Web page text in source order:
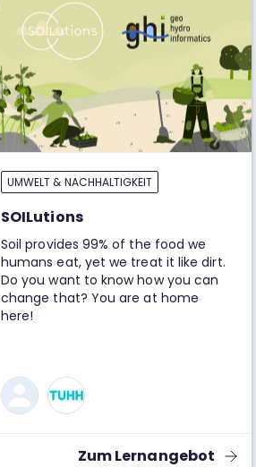
UMWELT & NACHHALTIGKEIT
SOILutions
Soil provides 99% of the food we
humans eat, yet we treat it like dirt.
Do you want to know how you can
change that? You are at home
here!
Zum Lernangebot